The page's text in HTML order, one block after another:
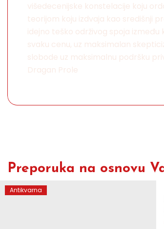
višedecenijske konstelacije koju
teorijom koju izdvaja kao središnji
idejno teško održivog spoja
svaku cenu, uz maksimalan
slobode uz maksimalnu podršku
Dragan Prole
Preporuka na osnovu
Antikvarna